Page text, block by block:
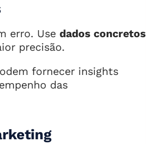
erro. Use dados concretos
precisão.
fornecer insights
das